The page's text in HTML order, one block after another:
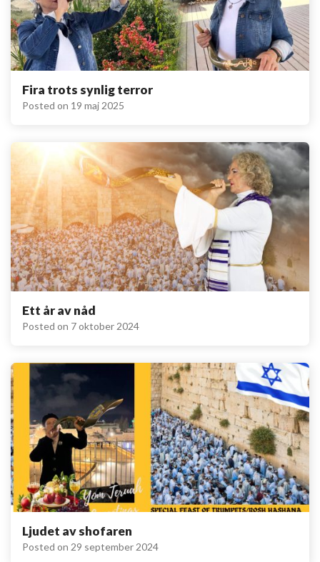
Fira trots synlig terror
Posted on 19 maj 2025
Ett år av nåd
Posted on 7 oktober 2024
Ljudet av shofaren
Posted on 29 september 2024